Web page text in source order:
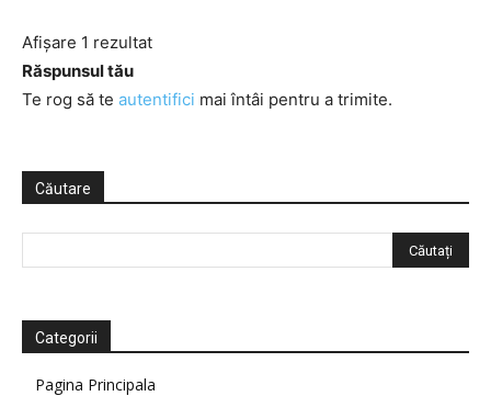
Afișare 1 rezultat
Răspunsul tău
Te rog să te autentifici mai întâi pentru a trimite.
Căutare
Categorii
Pagina Principala